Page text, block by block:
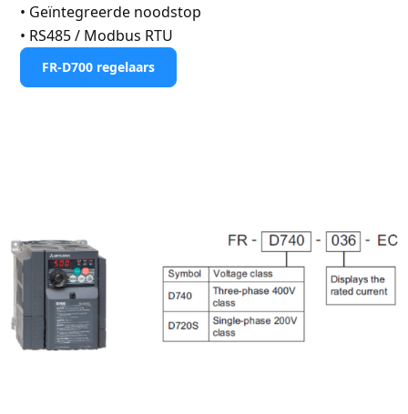
• Geïntegreerde noodstop
• RS485 / Modbus RTU
FR-D700 regelaars